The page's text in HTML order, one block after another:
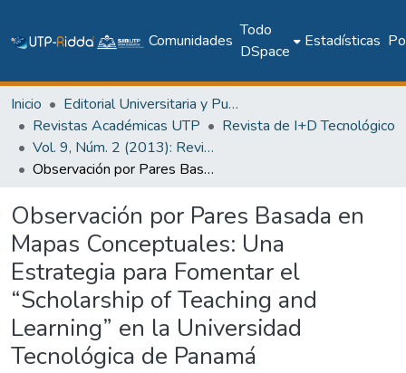
Comunidades
Todo
DSpace
Estadísticas
Inicio
Editorial Universitaria y Publicaciones Seriadas
Revistas Académicas UTP
Revista de I+D Tecnológico
Vol. 9, Núm. 2 (2013): Revista I+D Tecnológico
Observación por Pares Basada en Mapas Conceptuales: Una Estrategia para Fomentar el “Scholarship of Teaching and Learning” en la Universidad Tecnológica de Panamá
Observación por Pares Basada en
Mapas Conceptuales: Una
Estrategia para Fomentar el
“Scholarship of Teaching and
Learning” en la Universidad
Tecnológica de Panamá